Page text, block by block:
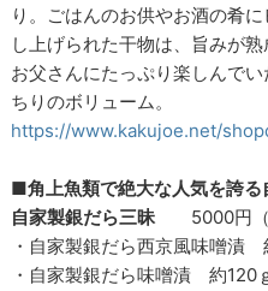
り。ごはんのお供やお酒の肴
し上げられた干物は、旨みが
お父さんにたっぷり楽しんで
ちりのボリューム。
https://www.kakujoe.net/
■角上魚類で絶大な人気を誇
自家製銀だら三昧 5000円（
・自家製銀だら西京風味噌漬
・自家製銀だら味噌漬 約120